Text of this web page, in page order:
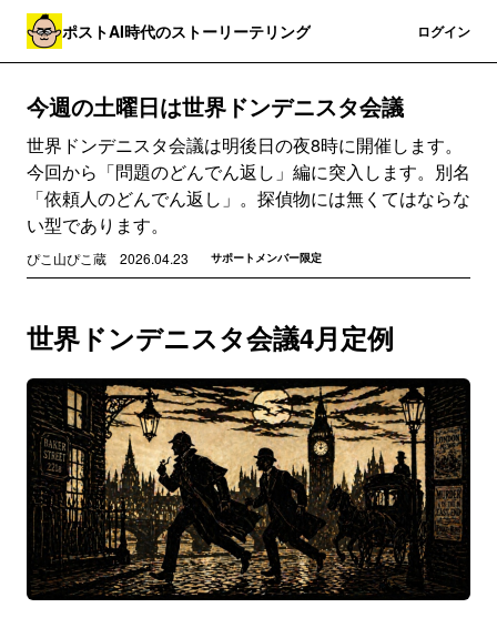
ポストAI時代のストーリーテリング ログイン
今週の土曜日は世界ドンデニスタ会議
世界ドンデニスタ会議は明後日の夜8時に開催します。
今回から「問題のどんでん返し」編に突入します。別名
「依頼人のどんでん返し」。探偵物には無くてはならな
い型であります。
ぴこ山ぴこ蔵 2026.04.23 サポートメンバー限定
世界ドンデニスタ会議4月定例